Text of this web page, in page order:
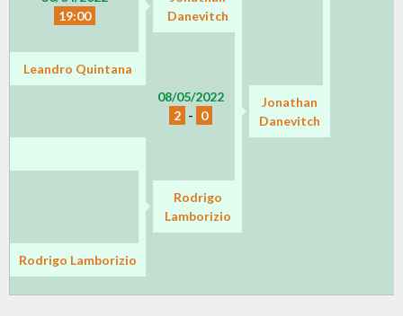
19:00
Danevitch
08/05/2022
2 - 0
Leandro Quintana
Jonathan
Danevitch
Rodrigo
Lamborizio
Rodrigo Lamborizio